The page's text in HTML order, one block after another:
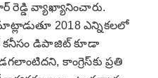
రెడ్డి వ్యాఖ్యానించారు.
2018 ఎన్నికలలో
డిపాజిట్ కూడా
కాంగ్రెస్‌కు ప్రతి